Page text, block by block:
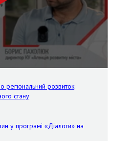
розвиток
стану
у програмі «Діалоги» на